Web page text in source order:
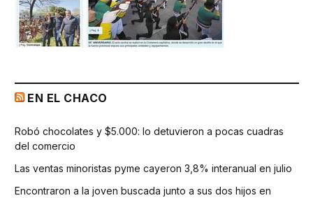
EN EL CHACO
Robó chocolates y $5.000: lo detuvieron a pocas cuadras
del comercio
Las ventas minoristas pyme cayeron 3,8% interanual en julio
Encontraron a la joven buscada junto a sus dos hijos en